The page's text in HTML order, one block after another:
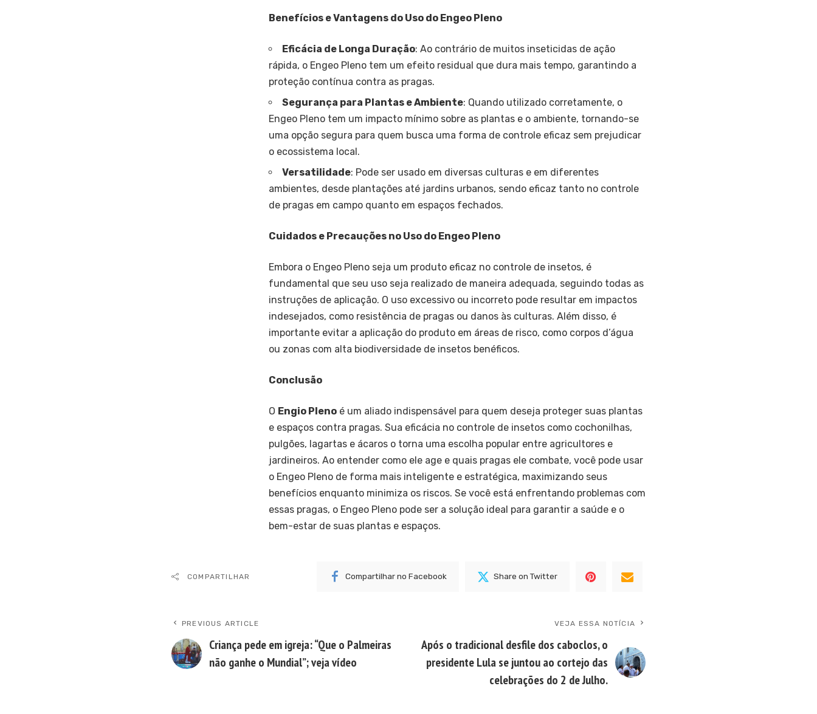
Benefícios e Vantagens do Uso do Engeo Pleno
Eficácia de Longa Duração: Ao contrário de muitos inseticidas de ação
rápida, o Engeo Pleno tem um efeito residual que dura mais tempo, garantindo a
proteção contínua contra as pragas.
Segurança para Plantas e Ambiente: Quando utilizado corretamente, o
Engeo Pleno tem um impacto mínimo sobre as plantas e o ambiente, tornando-se
uma opção segura para quem busca uma forma de controle eficaz sem prejudicar
o ecossistema local.
Versatilidade: Pode ser usado em diversas culturas e em diferentes
ambientes, desde plantações até jardins urbanos, sendo eficaz tanto no controle
de pragas em campo quanto em espaços fechados.
Cuidados e Precauções no Uso do Engeo Pleno
Embora o Engeo Pleno seja um produto eficaz no controle de insetos, é
fundamental que seu uso seja realizado de maneira adequada, seguindo todas as
instruções de aplicação. O uso excessivo ou incorreto pode resultar em impactos
indesejados, como resistência de pragas ou danos às culturas. Além disso, é
importante evitar a aplicação do produto em áreas de risco, como corpos d’água
ou zonas com alta biodiversidade de insetos benéficos.
Conclusão
O Engio Pleno é um aliado indispensável para quem deseja proteger suas plantas
e espaços contra pragas. Sua eficácia no controle de insetos como cochonilhas,
pulgões, lagartas e ácaros o torna uma escolha popular entre agricultores e
jardineiros. Ao entender como ele age e quais pragas ele combate, você pode usar
o Engeo Pleno de forma mais inteligente e estratégica, maximizando seus
benefícios enquanto minimiza os riscos. Se você está enfrentando problemas com
essas pragas, o Engeo Pleno pode ser a solução ideal para garantir a saúde e o
bem-estar de suas plantas e espaços.
COMPARTILHAR Compartilhar no Facebook Share on Twitter
PREVIOUS ARTICLE
Criança pede em igreja: “Que o Palmeiras
não ganhe o Mundial”; veja vídeo
VEJA ESSA NOTÍCIA
Após o tradicional desfile dos caboclos, o
presidente Lula se juntou ao cortejo das
celebrações do 2 de Julho.